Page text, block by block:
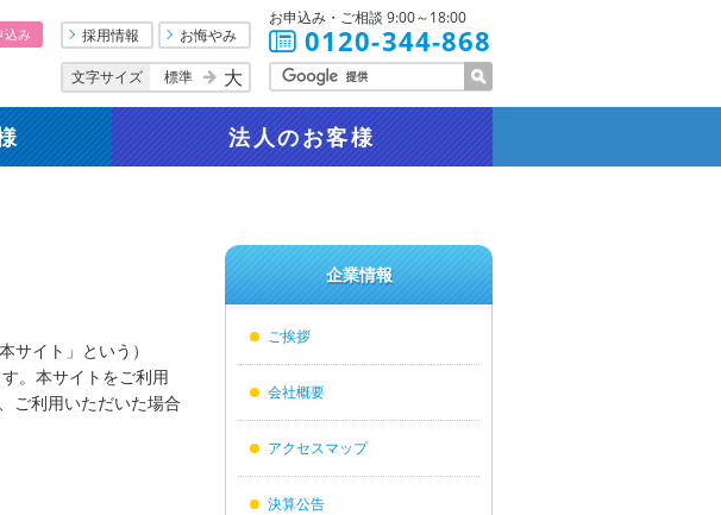
込み 採用情報 お悔やみ
文字サイズ 標準 大
お申込み・ご相談 9:00～18:00
0120-344-868
法人のお客様
イト」という）
。本サイトをご利用
ご利用いただいた場合
企業情報
ご挨拶
会社概要
アクセスマップ
決算公告